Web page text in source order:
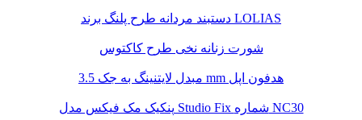
دستبند مردانه طرح پلنگ برند LOLIAS
شورت زنانه نخی طرح کاکتوس
مبدل لایتنینگ به جک 3.5 mm هدفون اپل
پنکیک مک فیکس مدل Studio Fix شماره NC30